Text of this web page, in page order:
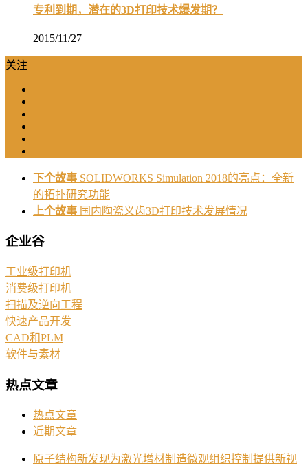
专利到期，潜在的3D打印技术爆发期？
2015/11/27
关注
下个故事 SOLIDWORKS Simulation 2018的亮点：全新
的拓扑研究功能
上个故事 国内陶瓷义齿3D打印技术发展情况
企业谷
工业级打印机
消费级打印机
扫描及逆向工程
快速产品开发
CAD和PLM
软件与素材
热点文章
热点文章
近期文章
原子结构新发现为激光增材制造微观组织控制提供新视